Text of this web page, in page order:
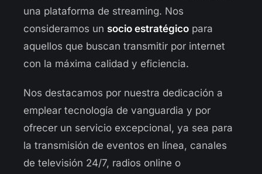
una plataforma de streaming. Nos
consideramos un socio estratégico para
aquellos que buscan transmitir por internet
con la máxima calidad y eficiencia.
Nos destacamos por nuestra dedicación a
emplear tecnología de vanguardia y por
ofrecer un servicio excepcional, ya sea para
la transmisión de eventos en línea, canales
de televisión 24/7, radios online o